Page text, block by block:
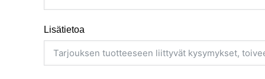
Lisätietoa